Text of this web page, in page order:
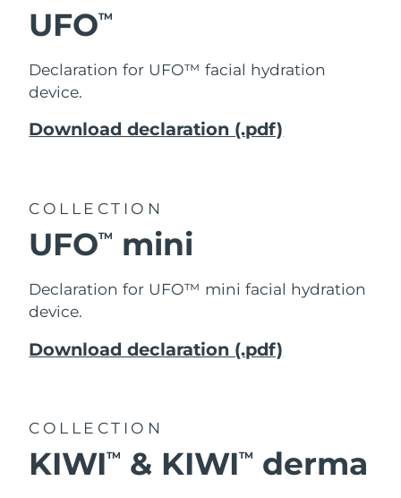
UFOTM
Declaration for UFO™ facial hydration
device.
Download declaration (.pdf)
COLLECTION
UFOTM mini
Declaration for UFO™ mini facial hydration
device.
Download declaration (.pdf)
COLLECTION
KIWITM & KIWITM derma